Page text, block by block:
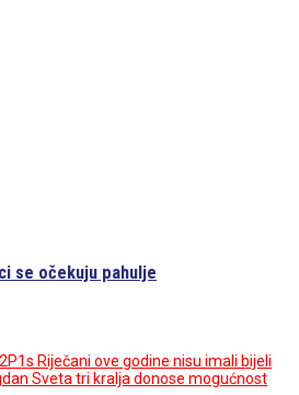
se očekuju pahulje
Riječani ove godine nisu imali bijeli
Sveta tri kralja donose mogućnost